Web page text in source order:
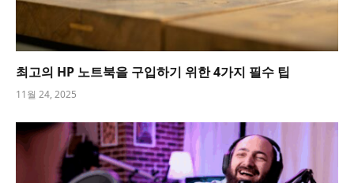
최고의 HP 노트북을 구입하기 위한 4가지 필수 팁
11월 24, 2025